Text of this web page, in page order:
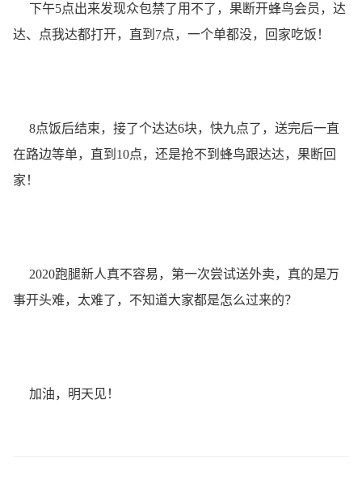
下午5点出来发现众包禁了用不了，果断开蜂鸟会员，达
达、点我达都打开，直到7点，一个单都没，回家吃饭！
8点饭后结束，接了个达达6块，快九点了，送完后一直
在路边等单，直到10点，还是抢不到蜂鸟跟达达，果断回
家！
2020跑腿新人真不容易，第一次尝试送外卖，真的是万
事开头难，太难了，不知道大家都是怎么过来的？
加油，明天见！